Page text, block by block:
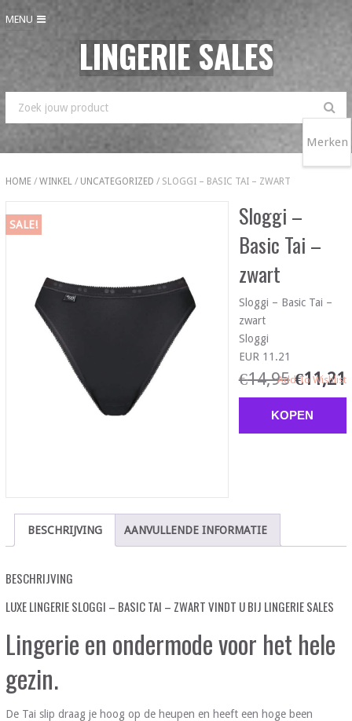
MENU
LINGERIE SALES
HOME/ WINKEL/ UNCATEGORIZED / SLOGGI – BASIC TAI – ZWART
SALE!
Sloggi –
Basic Tai –
zwart
Sloggi – Basic Tai –
zwart
Sloggi
EUR 11.21
€14,95 €11,21
KOPEN
Add To Wishlist
BESCHRIJVING AANVULLENDE INFORMATIE
BESCHRIJVING
LUXE LINGERIE SLOGGI – BASIC TAI – ZWART VINDT U BIJ LINGERIE SALES
Lingerie en ondermode voor het hele
gezin.
De Tai slip draag je hoog op de heupen en heeft een hoge been
Merken